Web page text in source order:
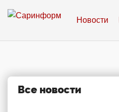
Новости
Все новости